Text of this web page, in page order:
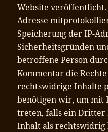
Website
Adresse
Speicherung der IP-
Sicherheitsgründen
betroffene Person
Kommentar die
rechtswidrige Inhalte
benötigen wir, um mit
treten, falls ein
Inhalt als rechtswidrig